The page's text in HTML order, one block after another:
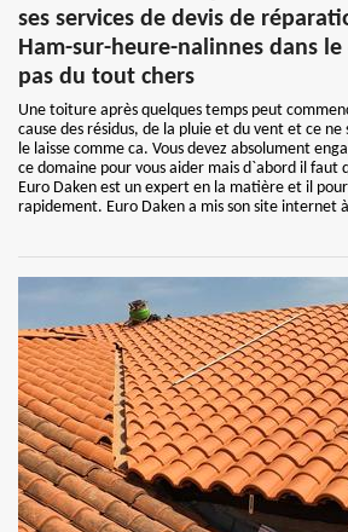
ses services de devis de
Ham-sur-heure-nalinnes dans
pas du tout chers
Une toiture après quelques temps peut
cause des résidus, de la pluie et du vent et ce ne
le laisse comme ca. Vous devez absolument
ce domaine pour vous aider mais d`abord il faut
Euro Daken est un expert en la matière et il
rapidement. Euro Daken a mis son site internet